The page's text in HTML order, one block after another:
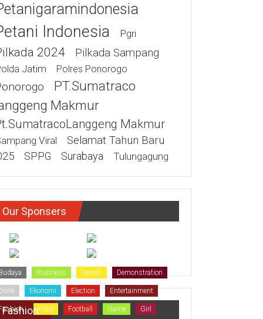
Indonesia Pgri
2024 Pilkada Sampang
Jatim Polres Ponorogo
PT.Sumatraco
Makmur
Makmur
Viral
Selamat Tahun Baru
SPPG Surabaya Tulungagung
Our Sponsers
Fashion
Business Dearah Demonstration
Drink Ekonomi Election Entertainment
Food Football Game Girl